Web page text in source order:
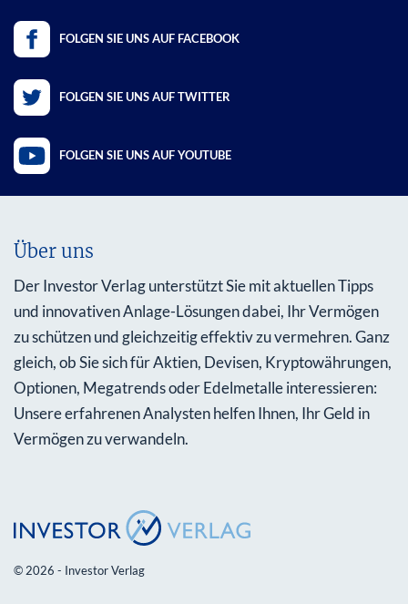
FOLGEN SIE UNS AUF FACEBOOK
FOLGEN SIE UNS AUF TWITTER
FOLGEN SIE UNS AUF YOUTUBE
Über uns
Der Investor Verlag unterstützt Sie mit aktuellen Tipps
und innovativen Anlage-Lösungen dabei, Ihr Vermögen
zu schützen und gleichzeitig effektiv zu vermehren. Ganz
gleich, ob Sie sich für Aktien, Devisen, Kryptowährungen,
Optionen, Megatrends oder Edelmetalle interessieren:
Unsere erfahrenen Analysten helfen Ihnen, Ihr Geld in
Vermögen zu verwandeln.
© 2026 - Investor Verlag